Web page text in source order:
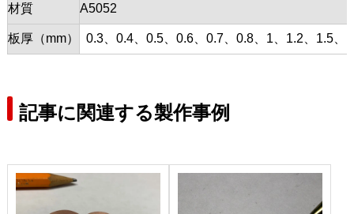
材質 A5052
板厚（mm） 0.3、0.4、0.5、0.6、0.7、0.8、1、1.2、1.5、
記事に関連する製作事例